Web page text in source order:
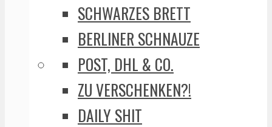
SCHWARZES BRETT
BERLINER SCHNAUZE
POST, DHL & CO.
ZU VERSCHENKEN?!
DAILY SHIT